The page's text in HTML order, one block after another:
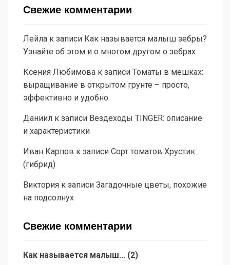
Свежие комментарии
Лейла к записи Как называется малыш зебры?
Узнайте об этом и о многом другом о зебрах
Ксения Любимова к записи Томаты в мешках:
выращивание в открытом грунте – просто,
эффективно и удобно
Даниил к записи Вездеходы TINGER: описание
и характеристики
Иван Карпов к записи Сорт томатов Хрустик
(гибрид)
Виктория к записи Загадочные цветы, похожие
на подсолнух
Свежие комментарии
Как называется малыш... (2)